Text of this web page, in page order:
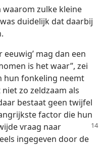
zulke kleine
duidelijk dat daarbij
eeuwig’ mag dan een
is het waar”, zei
hun fonkeling neemt
zo zeldzaam als
bestaat geen twijfel
factor die hun
vraag naar
ingegeven door de